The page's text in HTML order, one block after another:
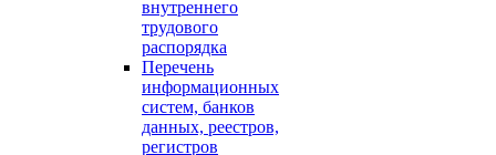
внутреннего
трудового
распорядка
Перечень
информационных
систем, банков
данных, реестров,
регистров